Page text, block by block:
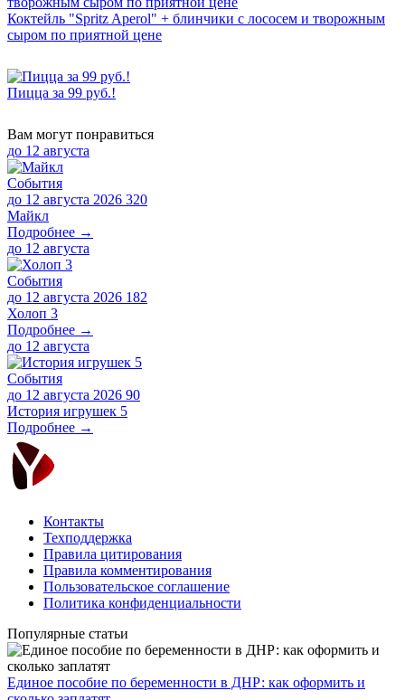
Коктейль "Spritz Aperol" + блинчики с лососем и творожным
сыром по приятной цене
Пицца за 99 руб.!
Вам могут понравиться
до 12 августа
События
до 12 августа 2026 320
Майкл
Подробнее →
до 12 августа
События
до 12 августа 2026 182
Холоп 3
Подробнее →
до 12 августа
События
до 12 августа 2026 90
История игрушек 5
Подробнее →
Контакты
Техподдержка
Правила цитирования
Правила комментирования
Пользовательское соглашение
Политика конфиденциальности
Популярные статьи
Единое пособие по беременности в ДНР: как оформить и